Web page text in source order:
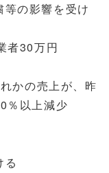
の影響を受け
者30万円
かの売上が、昨
％以上減少
る